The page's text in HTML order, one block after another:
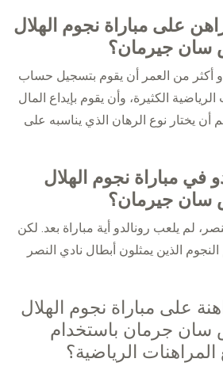
على مباراة نجوم الهلال
سان جيرمان؟
يمكن لأي شخص بلغ 18 أو أكثر من العمر أن يقوم بتسجيل حساب
الكثيرة، وأن يقوم بإيداع المال
يختار نوع الرهان الذي يناسبه على
في مباراة نجوم الهلال
سان جيرمان؟
لم يلعب رونالدو أية مباراة بعد. لكن
الذين يمثلون أبطال نادي النصر
على مباراة نجوم الهلال
سان جرمان باستخدام
الرياضية؟